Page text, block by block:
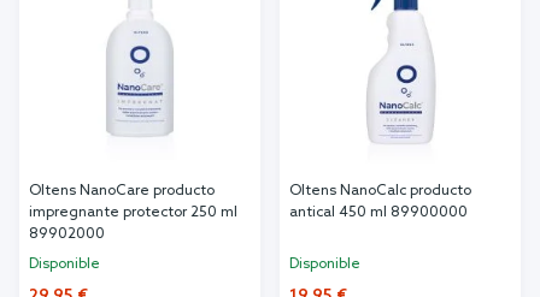
Oltens NanoCare producto
impregnante protector 250 ml
89902000
Disponible
Oltens NanoCalc producto
antical 450 ml 89900000
Disponible